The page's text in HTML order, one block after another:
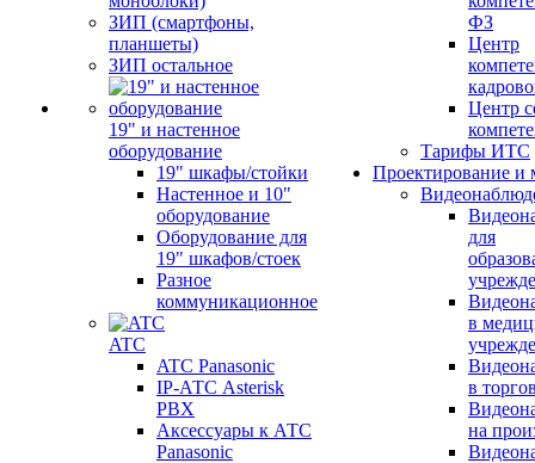
ЗИП (смартфоны,
планшеты)
ЗИП остальное
19" и настенное
оборудование
19" шкафы/стойки
Настенное и 10"
оборудование
Оборудование для
19" шкафов/стоек
Разное
коммуникационное
ATC
ATC Panasonic
IP-АТС Asterisk
PBX
Аксессуары к АТС
Panasonic
ФЗ
Центр
Центр
Тарифы ИТС
Проектирование и
для
в
в
на